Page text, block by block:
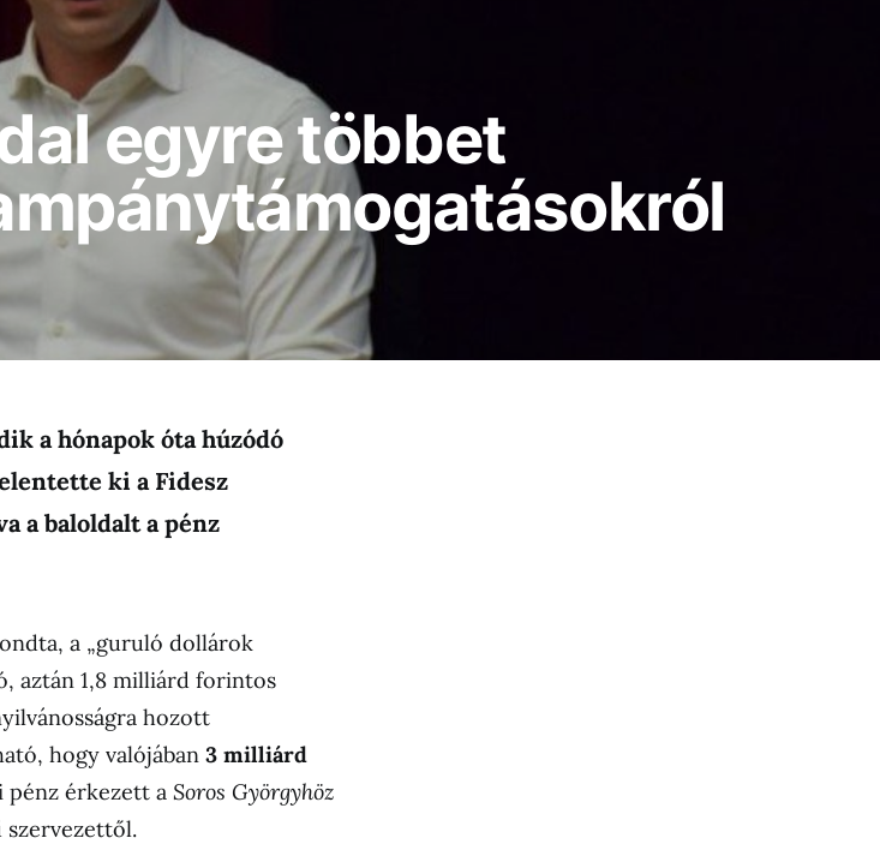
egyre többet
a hónapok óta húzódó
ki a Fidesz
a baloldalt a pénz
a „guruló dollárok
aztán 1,8 milliárd forintos
hozott
hogy valójában 3 milliárd
pénz érkezett a Soros Györgyhöz